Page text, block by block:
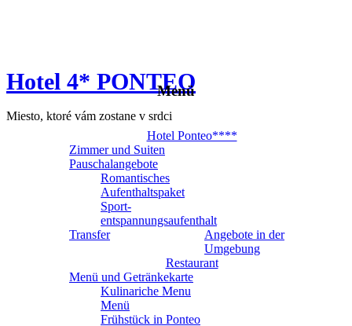
Hotel 4* PONTEO
Miesto, ktoré vám zostane v srdci
Menü
Hotel Ponteo****
Zimmer und Suiten
Pauschalangebote
Romantisches
Aufenthaltspaket
Sport-
entspannungsaufenthalt
Transfer
Angebote in der
Umgebung
Restaurant
Menü und Getränkekarte
Kulinariche Menu
Menü
Frühstück in Ponteo